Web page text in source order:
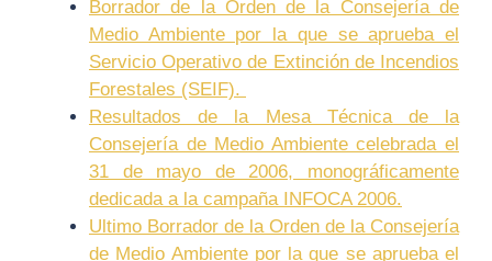
Borrador de la Orden de la Consejería de
Medio Ambiente por la que se aprueba el
Servicio Operativo de Extinción de Incendios
Forestales (SEIF).
Resultados de la Mesa Técnica de la
Consejería de Medio Ambiente celebrada el
31 de mayo de 2006, monográficamente
dedicada a la campaña INFOCA 2006.
Ultimo Borrador de la Orden de la Consejería
de Medio Ambiente por la que se aprueba el